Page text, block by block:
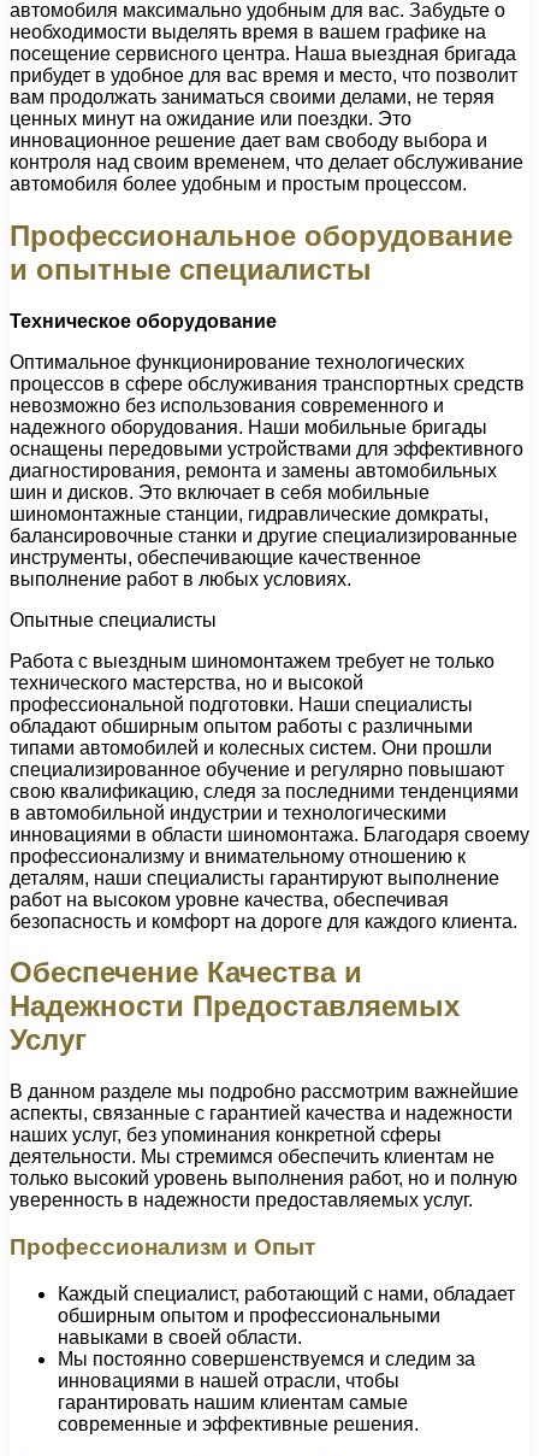
автомобиля максимально удобным для вас. Забудьте о
необходимости выделять время в вашем графике на
посещение сервисного центра. Наша выездная бригада
прибудет в удобное для вас время и место, что позволит
вам продолжать заниматься своими делами, не теряя
ценных минут на ожидание или поездки. Это
инновационное решение дает вам свободу выбора и
контроля над своим временем, что делает обслуживание
автомобиля более удобным и простым процессом.
Профессиональное оборудование
и опытные специалисты
Техническое оборудование
Оптимальное функционирование технологических
процессов в сфере обслуживания транспортных средств
невозможно без использования современного и
надежного оборудования. Наши мобильные бригады
оснащены передовыми устройствами для эффективного
диагностирования, ремонта и замены автомобильных
шин и дисков. Это включает в себя мобильные
шиномонтажные станции, гидравлические домкраты,
балансировочные станки и другие специализированные
инструменты, обеспечивающие качественное
выполнение работ в любых условиях.
Опытные специалисты
Работа с выездным шиномонтажем требует не только
технического мастерства, но и высокой
профессиональной подготовки. Наши специалисты
обладают обширным опытом работы с различными
типами автомобилей и колесных систем. Они прошли
специализированное обучение и регулярно повышают
свою квалификацию, следя за последними тенденциями
в автомобильной индустрии и технологическими
инновациями в области шиномонтажа. Благодаря своему
профессионализму и внимательному отношению к
деталям, наши специалисты гарантируют выполнение
работ на высоком уровне качества, обеспечивая
безопасность и комфорт на дороге для каждого клиента.
Обеспечение Качества и
Надежности Предоставляемых
Услуг
В данном разделе мы подробно рассмотрим важнейшие
аспекты, связанные с гарантией качества и надежности
наших услуг, без упоминания конкретной сферы
деятельности. Мы стремимся обеспечить клиентам не
только высокий уровень выполнения работ, но и полную
уверенность в надежности предоставляемых услуг.
Профессионализм и Опыт
Каждый специалист, работающий с нами, обладает
обширным опытом и профессиональными
навыками в своей области.
Мы постоянно совершенствуемся и следим за
инновациями в нашей отрасли, чтобы
гарантировать нашим клиентам самые
современные и эффективные решения.